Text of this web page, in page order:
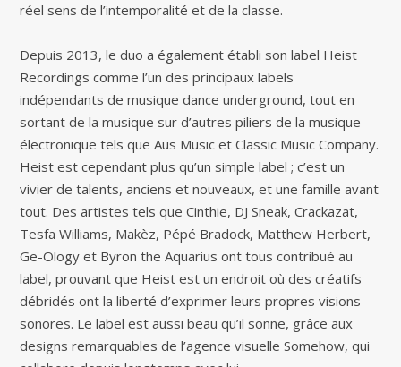
réel sens de l’intemporalité et de la classe.
Depuis 2013, le duo a également établi son label Heist
Recordings comme l’un des principaux labels
indépendants de musique dance underground, tout en
sortant de la musique sur d’autres piliers de la musique
électronique tels que Aus Music et Classic Music Company.
Heist est cependant plus qu’un simple label ; c’est un
vivier de talents, anciens et nouveaux, et une famille avant
tout. Des artistes tels que Cinthie, DJ Sneak, Crackazat,
Tesfa Williams, Makèz, Pépé Bradock, Matthew Herbert,
Ge-Ology et Byron the Aquarius ont tous contribué au
label, prouvant que Heist est un endroit où des créatifs
débridés ont la liberté d’exprimer leurs propres visions
sonores. Le label est aussi beau qu’il sonne, grâce aux
designs remarquables de l’agence visuelle Somehow, qui